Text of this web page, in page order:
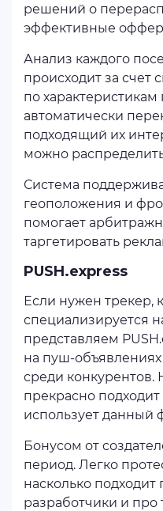
решений о
эффективные
Анализ каждого
происходит за счет
по характеристикам
автоматически
подходящий их
можно
Система
геоположения и
помогает
таргетировать
PUSH.express
Если нужен трекер,
специализируется
представляем
на пуш-
среди конкурентов.
прекрасно подходит
использует данный
Бонусом от
период. Легко
насколько
разработчики и